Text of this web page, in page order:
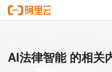
AI法律智能 的相关